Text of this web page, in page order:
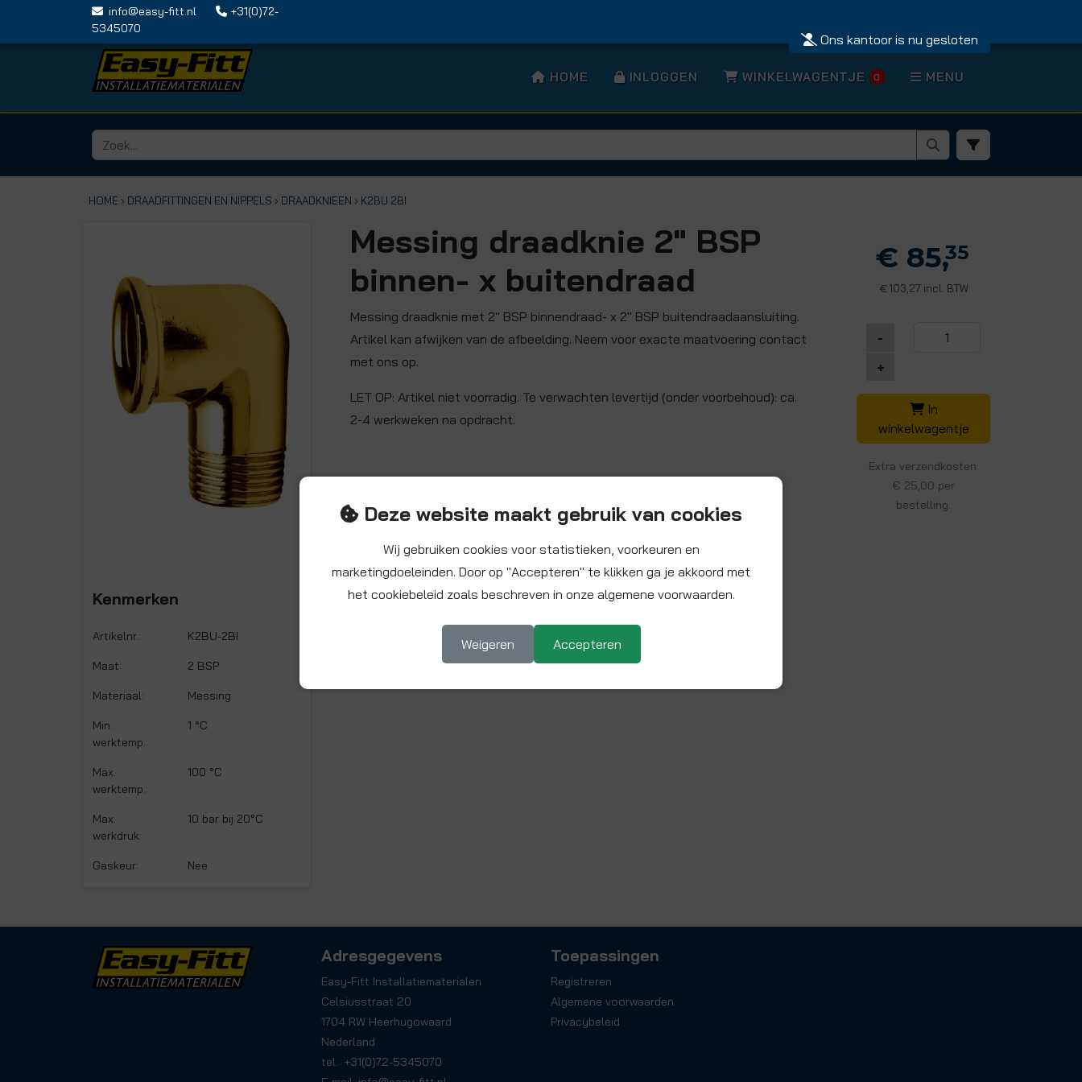
info@easy-fitt.nl
+31(0)72-
5345070
Ons kantoor is nu gesloten
HOME INLOGGEN WINKELWAGENTJE 0 MENU
HOME › DRAADFITTINGEN EN NIPPELS › DRAADKNIEEN › K2BU 2BI
Kenmerken
Artikelnr.: K2BU-2BI
Maat: 2 BSP
Materiaal: Messing
Min.
werktemp.:
1 °C
Max.
werktemp.:
100 °C
Max.
werkdruk:
10 bar bij 20°C
Gaskeur: Nee
Messing draadknie 2" BSP
binnen- x buitendraad
Messing draadknie met 2" BSP binnendraad- x 2" BSP buitendraadaansluiting.
Artikel kan afwijken van de afbeelding. Neem voor exacte maatvoering contact
met ons op.
LET OP: Artikel niet voorradig. Te verwachten levertijd (onder voorbehoud): ca.
2-4 werkweken na opdracht.
€ 85,35
€103,27 incl. BTW
-
+
In
winkelwagentje
Extra verzendkosten:
€ 25,00 per
bestelling.
Adresgegevens
Easy-Fitt Installatiematerialen
Celsiusstraat 20
1704 RW Heerhugowaard
Nederland
tel.: +31(0)72-5345070
Toepassingen
Registreren
Algemene voorwaarden
Privacybeleid
Deze website maakt gebruik van cookies
Wij gebruiken cookies voor statistieken, voorkeuren en
marketingdoeleinden. Door op "Accepteren" te klikken ga je akkoord met
het cookiebeleid zoals beschreven in onze algemene voorwaarden.
Weigeren Accepteren